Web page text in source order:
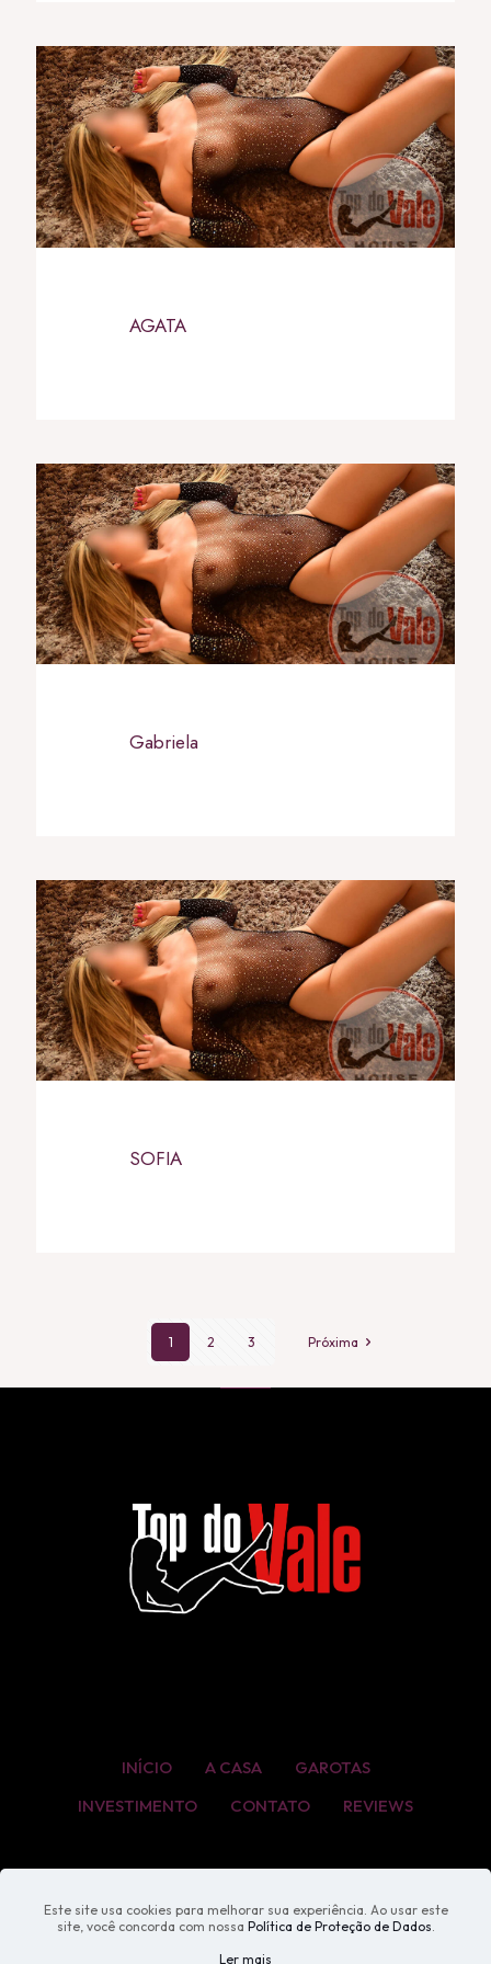
AGATA
Gabriela
SOFIA
1 2 3 Próxima
INÍCIO A CASA
GAROTAS
INVESTIMENTO
CONTATO REVIEWS
Este site usa cookies para melhorar sua experiência. Ao usar este
site, você concorda com nossa Política de Proteção de Dados.
Ler mais